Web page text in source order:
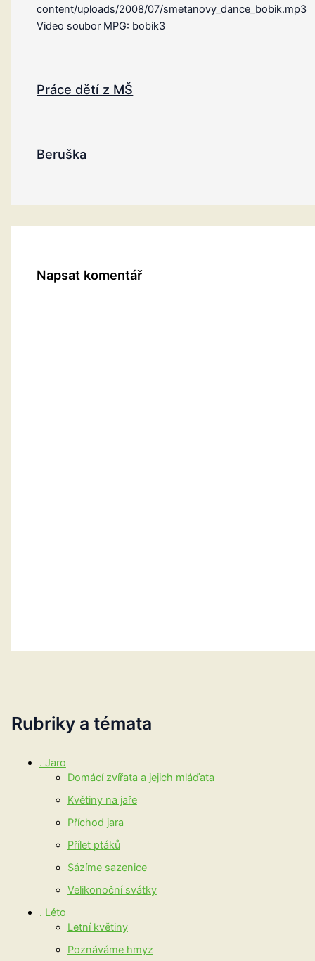
Rubriky a témata
. Jaro
Domácí zvířata a jejich mláďata
Květiny na jaře
Příchod jara
Přílet ptáků
Sázíme sazenice
Velikonoční svátky
. Léto
Letní květiny
Poznáváme hmyz
content/uploads/2008/07/smetanovy_dance_bobik.mp3
Video soubor MPG: bobik3
Práce dětí z MŠ
Beruška
Napsat komentář